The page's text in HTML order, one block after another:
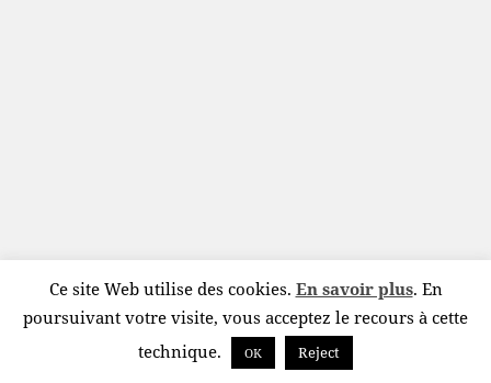
Ce site Web utilise des cookies. En savoir plus. En
poursuivant votre visite, vous acceptez le recours à cette
technique.
OK Reject